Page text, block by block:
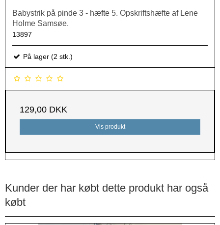
Babystrik på pinde 3 - hæfte 5. Opskriftshæfte af Lene
Holme Samsøe.
13897
På lager (2 stk.)
129,00 DKK
Vis produkt
Kunder der har købt dette produkt har også
købt